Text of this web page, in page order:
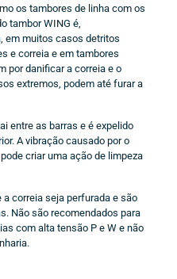
os tambores de linha com os
tambor WING é,
em muitos casos detritos
e correia e em tambores
por danificar a correia e o
extremos, podem até furar a
entre as barras e é expelido
A vibração causado por o
criar uma ação de limpeza
correia seja perfurada e são
Não são recomendados para
com alta tensão P e W e não